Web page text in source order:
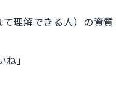
理解できる人）の資質
」